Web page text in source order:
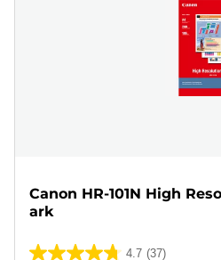
Canon HR-101N High
ark
4.7 (37)